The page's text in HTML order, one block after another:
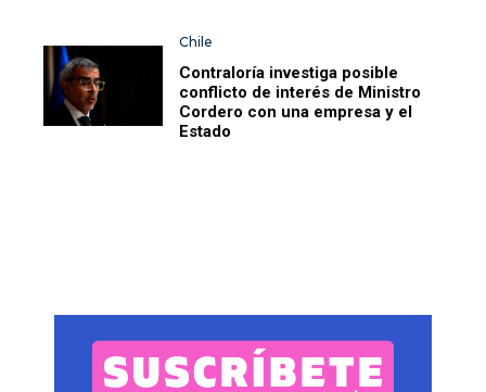
Chile
Contraloría investiga posible
conflicto de interés de Ministro
Cordero con una empresa y el
Estado